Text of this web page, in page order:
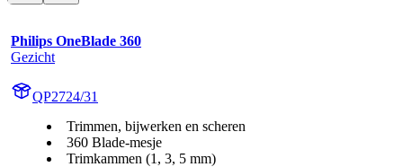
Philips OneBlade 360
Gezicht
QP2724/31
Trimmen, bijwerken en scheren
360 Blade-mesje
Trimkammen (1, 3, 5 mm)